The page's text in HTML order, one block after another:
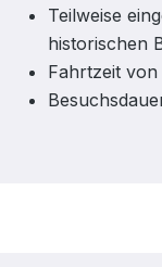
Teilweise
historischen
Fahrtzeit